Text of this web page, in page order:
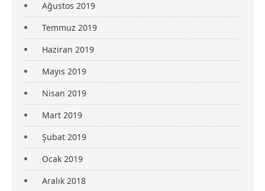
Ağustos 2019
Temmuz 2019
Haziran 2019
Mayıs 2019
Nisan 2019
Mart 2019
Şubat 2019
Ocak 2019
Aralık 2018